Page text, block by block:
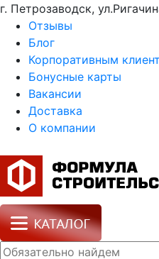
г. Петрозаводск,
Отзывы
Блог
Корпоративным
Бонусные карты
Вакансии
Доставка
О компании